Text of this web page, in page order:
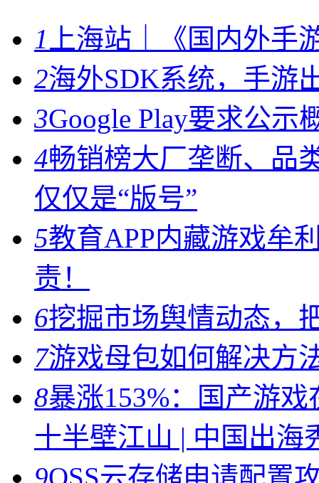
1 上海站｜《国内外手
2海外SDK系统，手游
3Google Play要求公示
4畅销榜大厂垄断、品
仅仅是“版号”
5教育APP内藏游戏牟
责！
6挖掘市场舆情动态，
7游戏母包如何解决方
8暴涨153%：国产游
十半壁江山 | 中国出海